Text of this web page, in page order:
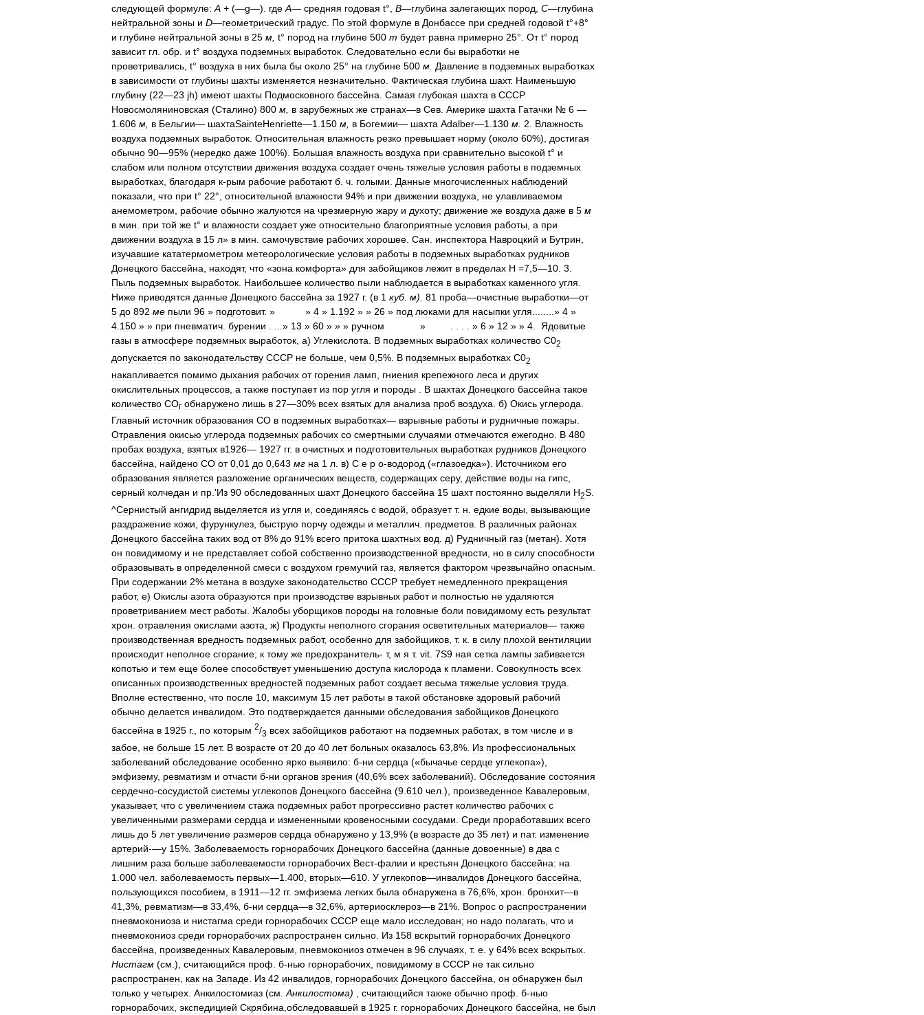
следующей формуле: А + (—g—). где А— средняя годовая t°, В—глубина залегающих пород С—глубина
нейтральной зоны и D—геометрический градус По этой формуле в Донбассе при средней годовой t°+8°
и глубине нейтральной зоны в 25 м t° пород на глубине 500 т будет равна примерно 25°. От t° пород
зависит гл обр и t° воздуха подземных выработок Следовательно если бы выработки не
проветривались t° воздуха в них была бы около 25° на глубине 500 м Давление в подземных выработках
в зависимости от глубины шахты изменяется незначительно Фактическая глубина шахт. Наименьшую
глубину (22—23 jh) имеют шахты Подмосковного бассейна Самая глубокая шахта в СССР
Новосмоляниновская (Сталино) 800 м в зарубежных же странах—в Сев Америке шахта Гатачки № 6 —
1 606 м в Бельгии— шахтаSainteHenriette—1 150 м в Богемии— шахта Adalber—1 130 м 2
Влажность
воздуха подземных выработок Относительная влажность резко превышает норму (около 60%), достигая
обычно 90—95% (нередко даже 100%). Большая влажность воздуха при сравнительно высокой t° и
слабом или полном отсутствии движения воздуха создает очень тяжелые условия работы в подземных
выработках благодаря к-рым рабочие работают б ч голыми Данные многочисленных наблюдений
показали что при t° 22°, относительной влажности 94% и при движении воздуха не улавливаемом
анемометром
рабочие обычно жалуются на чрезмерную жару и духоту; движение же воздуха даже в 5 м
в мин при той же t° и влажности создает уже относительно благоприятные условия работы а при
движении воздуха в 15 л» в мин самочувствие рабочих хорошее Сан инспектора Навроцкий и Бутрин
изучавшие кататермометром метеорологические условия работы в подземных выработках рудников
Донецкого бассейна находят, что «зона комфорта» для забойщиков лежит в пределах Н =7 5—10 3
Пыль подземных выработок Наибольшее количество пыли наблюдается в выработках каменного угля
Ниже приводятся данные Донецкого бассейна за 1927 г. (в 1 куб. м). 81 проба—очистные выработки—от
5 до 892 ме пыли 96 » подготовит. » » 4 » 1 192 » » 26 » под люками для насыпки угля ........» 4 »
4 150 » » при пневматич бурении . ...» 13 » 60 » » » ручном » . . . . » 6 » 12 » » 4
Ядовитые
газы в атмосфере подземных выработок а) Углекислота В подземных выработках количество С02
допускается по законодательству СССР не больше чем 0 5%. В подземных выработках С02
накапливается помимо дыхания рабочих от горения ламп гниения крепежного леса и других
окислительных процессов а также поступает из пор угля и породы В шахтах Донецкого бассейна такое
количество СОг обнаружено лишь в 27—30% всех взятых для анализа проб воздуха б) Окись углерода
Главный источник образования СО в подземных выработках— взрывные работы и рудничные пожары.
Отравления окисью углерода подземных рабочих со смертными случаями отмечаются ежегодно. В 480
пробах воздуха, взятых в1926— 1927 гг. в очистных и подготовительных выработках рудников Донецкого
бассейна, найдено СО от 0,01 до 0,643 мг на 1 л. в) С е р о-водород («глазоедка»). Источником его
образования является разложение органических веществ, содержащих серу, действие воды на гипс,
серный колчедан и пр.'Из 90 обследованных шахт Донецкого бассейна 15 шахт постоянно выделяли H2S.
^Сернистый ангидрид выделяется из угля и соединяясь с водой образует т. н едкие воды вызывающие
раздражение кожи фурункулез быструю порчу одежды и металлич предметов В различных районах
Донецкого бассейна таких вод от 8% до 91% всего притока шахтных вод д) Рудничный газ (метан). Хотя
он повидимому и не представляет собой собственно производственной вредности но в силу способности
образовывать в определенной смеси с воздухом гремучий газ является фактором чрезвычайно опасным
При содержании 2% метана в воздухе законодательство СССР требует немедленного прекращения
работ, е) Окислы азота образуются при производстве взрывных работ и полностью не удаляются
проветриванием мест работы Жалобы уборщиков породы на головные боли повидимому есть результат
хрон отравления окислами азота ж) Продукты неполного сгорания осветительных материалов— также
производственная вредность подземных работ, особенно для забойщиков т. к в силу плохой вентиляции
происходит неполное сгорание; к тому же предохранитель- т, м я т. vit 7S9 ная сетка лампы забивается
копотью и тем еще более способствует уменьшению доступа кислорода к пламени Совокупность всех
описанных производственных вредностей подземных работ создает весьма тяжелые условия труда
Вполне естественно что после 10 максимум 15 лет работы в такой обстановке здоровый рабочий
обычно делается инвалидом Это подтверждается данными обследования забойщиков Донецкого
бассейна в 1925 г., по которым 2/3 всех забойщиков работают на подземных работах в том числе и в
забое не больше 15 лет. В возрасте от 20 до 40 лет больных оказалось 63 8%. Из профессиональных
заболеваний обследование особенно ярко выявило: б-ни сердца («бычачье сердце углекопа»),
эмфизему, ревматизм и отчасти б-ни органов зрения (40 6% всех заболеваний). Обследование состояния
сердечно-сосудистой системы углекопов Донецкого бассейна (9 610 чел .), произведенное Кавалеровым
указывает, что с увеличением стажа подземных работ прогрессивно растет количество рабочих с
увеличенными размерами сердца и измененными кровеносными сосудами Среди проработавших всего
лишь до 5 лет увеличение размеров сердца обнаружено у 13 9% (в возрасте до 35 лет) и пат. изменение
артерий-—у 15%. Заболеваемость горнорабочих Донецкого бассейна (данные довоенные) в два с
лишним раза больше заболеваемости горнорабочих Вест-фалии и крестьян Донецкого бассейна: на
1 000 чел заболеваемость первых—1 400 вторых—610 У углекопов—инвалидов Донецкого бассейна
пользующихся пособием в 1911—12 гг. эмфизема легких была обнаружена в 76 6%, хрон бронхит—в
41 3%, ревматизм—в 33 4%, б-ни сердца—в 32 6%, артериосклероз—в 21%. Вопрос о распространении
пневмокониоза и нистагма среди горнорабочих СССР еще мало исследован; но надо полагать что и
пневмокониоз среди горнорабочих распространен сильно Из 158 вскрытий горнорабочих Донецкого
бассейна
произведенных Кавалеровым пневмокониоз отмечен в 96 случаях т. е у 64% всех вскрытых
Нистагм (см .), считающийся проф б-нью горнорабочих повидимому в СССР не так сильно
распространен
как на Западе Из 42 инвалидов горнорабочих Донецкого бассейна он обнаружен был
только у четырех Анкилостомиаз (см Анкилостома) считающийся также обычно проф б-ныо
горнорабочих экспедицией Скрябина обследовавшей в 1925 г. горнорабочих Донецкого бассейна не был